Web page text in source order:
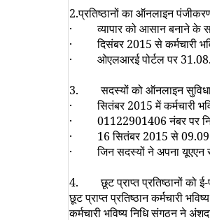
2.प्रतिष्ठानों का ऑनलाइन
·व्यापार को आसान बनाने के
·दिसंबर2015से कर्मचारी
· ओएलआरई पोर्टल पर
3.सदस्यों को ऑनलाइन
·सितंबर2015में कर्मचारी
· 01122901406नंबर पर
· 16सितंबर2015से
·जिन सदस्यों ने अपना यूएएन
4.छूट प्राप्त प्रतिष्ठानों को
छूट प्राप्त प्रतिष्ठान कर्मचारी
कर्मचारी भविष्य निधि संगठन ने